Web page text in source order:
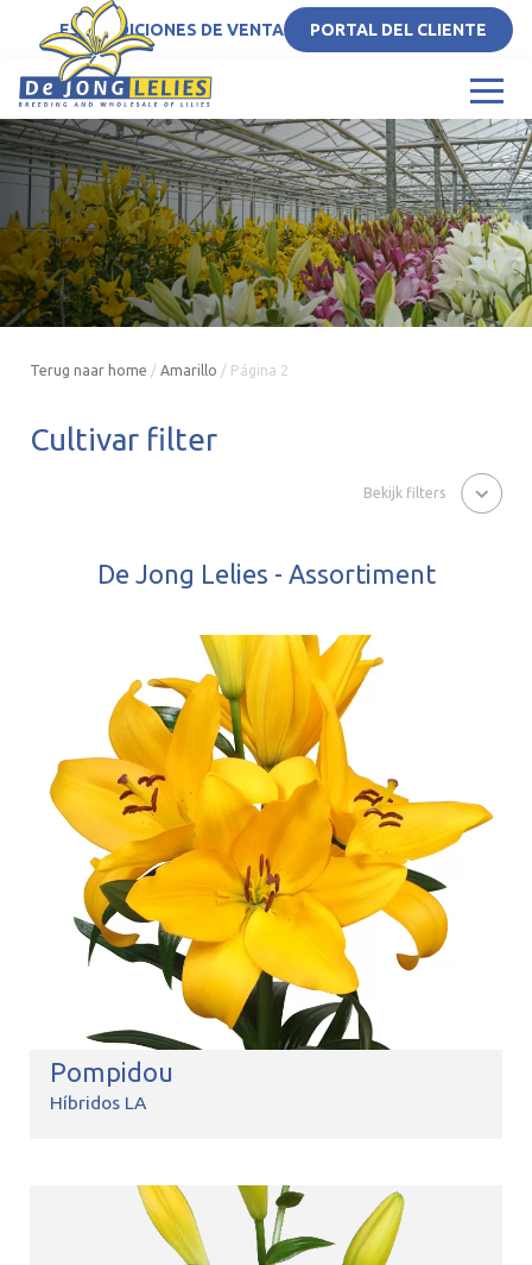
ESCONDICIONES DE VENTA PORTAL DEL CLIENTE
Terug naar home / Amarillo / Página 2
Cultivar filter
Bekijk filters
De Jong Lelies - Assortiment
Pompidou
Híbridos LA